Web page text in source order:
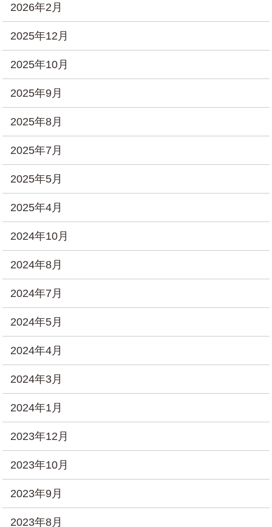
2026年2月
2025年12月
2025年10月
2025年9月
2025年8月
2025年7月
2025年5月
2025年4月
2024年10月
2024年8月
2024年7月
2024年5月
2024年4月
2024年3月
2024年1月
2023年12月
2023年10月
2023年9月
2023年8月